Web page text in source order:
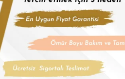
22 Ayar
İndirim Oranı : %26